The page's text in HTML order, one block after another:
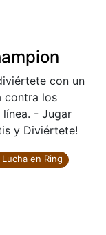
con un
contra los
- Jugar
y Diviértete!
en Ring